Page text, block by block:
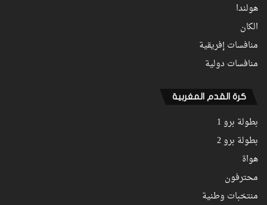
هولندا
الكان
منافسات إفريقية
منافسات دولية
كرة القدم المغربية
بطولة برو 1
بطولة برو 2
هواة
محترفون
منتخبات وطنية